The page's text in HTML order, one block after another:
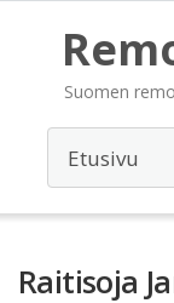
Suomen
Raitisoja